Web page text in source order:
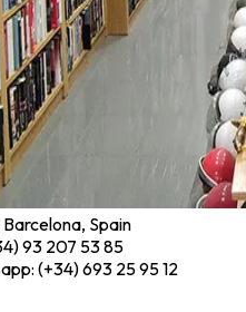
Spain
93 207 53 85
(+34) 693 25 95 12